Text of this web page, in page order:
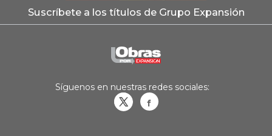
Suscríbete a los títulos de Grupo Expansión
Síguenos en nuestras redes sociales: